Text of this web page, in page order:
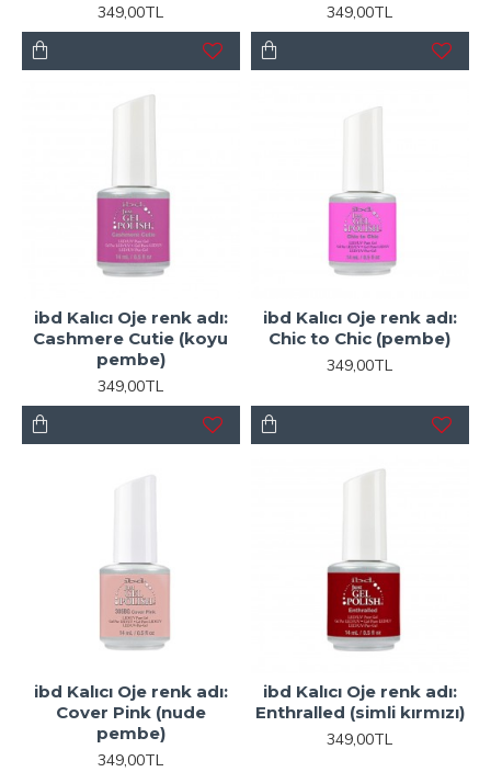
349,00TL
349,00TL
ibd Kalıcı Oje renk adı:
Cashmere Cutie (koyu
pembe)
349,00TL
ibd Kalıcı Oje renk adı:
Chic to Chic (pembe)
349,00TL
ibd Kalıcı Oje renk adı:
Cover Pink (nude
pembe)
349,00TL
ibd Kalıcı Oje renk adı:
Enthralled (simli kırmızı)
349,00TL